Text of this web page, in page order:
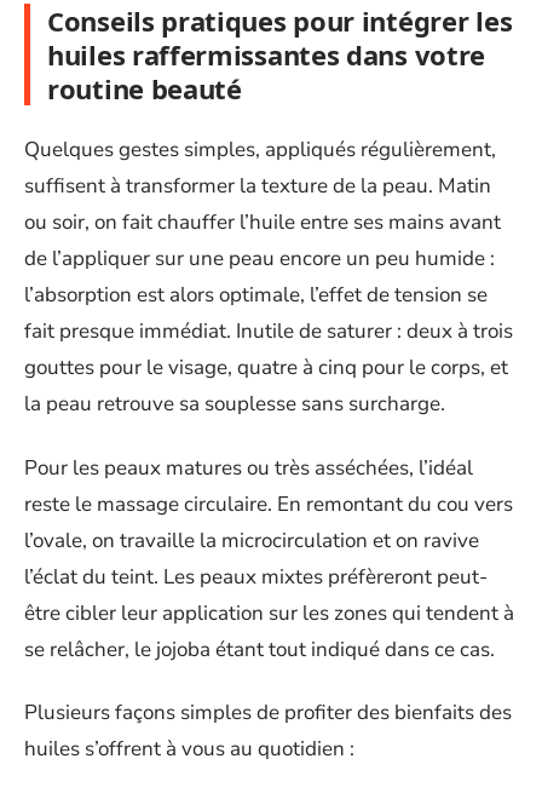
Conseils pratiques pour intégrer les
huiles raffermissantes dans votre
routine beauté
Quelques gestes simples, appliqués régulièrement,
suffisent à transformer la texture de la peau. Matin
ou soir, on fait chauffer l’huile entre ses mains avant
de l’appliquer sur une peau encore un peu humide :
l’absorption est alors optimale, l’effet de tension se
fait presque immédiat. Inutile de saturer : deux à trois
gouttes pour le visage, quatre à cinq pour le corps, et
la peau retrouve sa souplesse sans surcharge.
Pour les peaux matures ou très asséchées, l’idéal
reste le massage circulaire. En remontant du cou vers
l’ovale, on travaille la microcirculation et on ravive
l’éclat du teint. Les peaux mixtes préfèreront peut-
être cibler leur application sur les zones qui tendent à
se relâcher, le jojoba étant tout indiqué dans ce cas.
Plusieurs façons simples de profiter des bienfaits des
huiles s’offrent à vous au quotidien :